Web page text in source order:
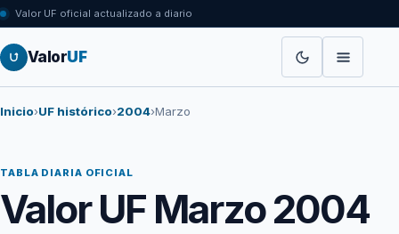
Valor UF oficial actualizado a diario
ValorUF
Inicio›UF histórico›2004›Marzo
TABLA DIARIA OFICIAL
Valor UF Marzo 2004